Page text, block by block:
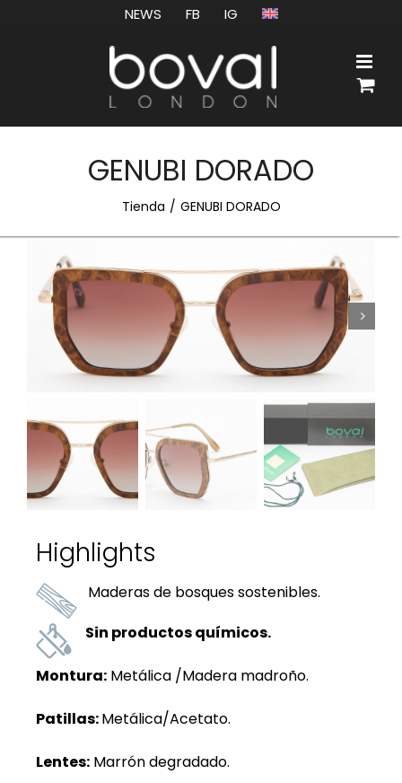
NEWS FB IG
GENUBI DORADO
Tienda GENUBI DORADO
Highlights
Maderas de bosques sostenibles.
Sin productos químicos.
Montura:Metálica /Madera madroño.
Patillas:Metálica/Acetato.
Lentes:Marrón degradado.